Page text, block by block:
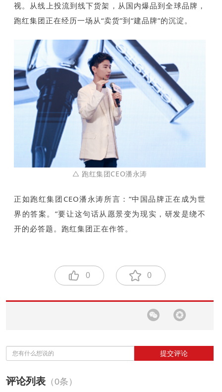
视。从线上投流到线下货架，从国内爆品到全球品牌，
跑红集团正在经历一场从“卖货”到“建品牌”的沉淀。
△ 跑红集团CEO潘永涛
正如跑红集团CEO潘永涛所言：“中国品牌正在成为世
界的答案。”要让这句话从愿景变为现实，研发是绕不
开的必答题。跑红集团正在作答。
0 0
提交评论
评论列表 （0条）